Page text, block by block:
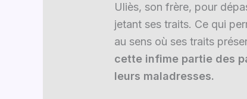
Uliès, son frère, pour
jetant ses traits. Ce qui
au sens où ses traits
cette infime partie des
leurs maladresses.